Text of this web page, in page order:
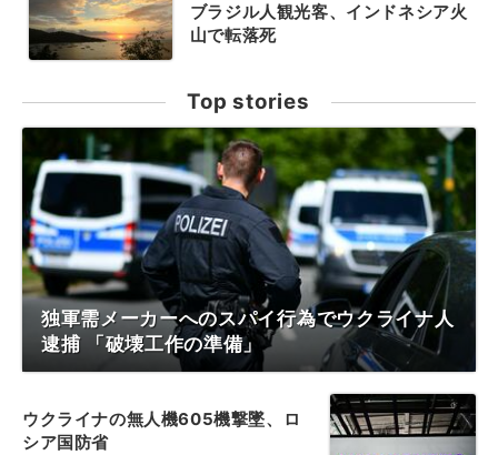
ブラジル人観光客、インドネシア火
山で転落死
Top stories
独軍需メーカーへのスパイ行為でウクライナ人
逮捕 「破壊工作の準備」
ウクライナの無人機605機撃墜、ロ
シア国防省